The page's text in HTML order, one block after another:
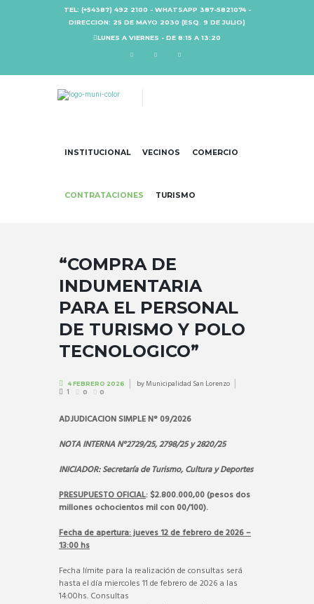
TEL: (+54387) 492 2100 - WHATSAPP 387-5821074 -
DIRECCION: 25 DE MAYO 2030 (ESQ. 9 DE JULIO)
LUNES A VIERNES - DE 8:15 A 13:20
INSTITUCIONAL VECINOS COMERCIO
CONTRATACIONES TURISMO
“COMPRA DE
INDUMENTARIA
PARA EL PERSONAL
DE TURISMO Y POLO
TECNOLOGICO”
4 FEBRERO 2026 byMunicipalidad San Lorenzo
1 0 0
ADJUDICACION SIMPLE N° 09/2026
NOTA INTERNA N°2729/25, 2798/25 y 2820/25
INICIADOR: Secretaría de Turismo, Cultura y Deportes
PRESUPUESTO OFICIAL: $2.800.000,00 (pesos dos
millones ochocientos mil con 00/100).
Fecha de apertura: jueves 12 de febrero de 2026 –
13:00 hs
Fecha límite para la realización de consultas será
hasta el día miercoles 11 de febrero de 2026 a las
14:00hs. Consultas